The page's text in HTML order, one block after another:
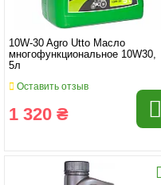
10W-30 Agro Utto Масло
многофункциональное 10W30,
5л
Оставить отзыв
1 320 ₴